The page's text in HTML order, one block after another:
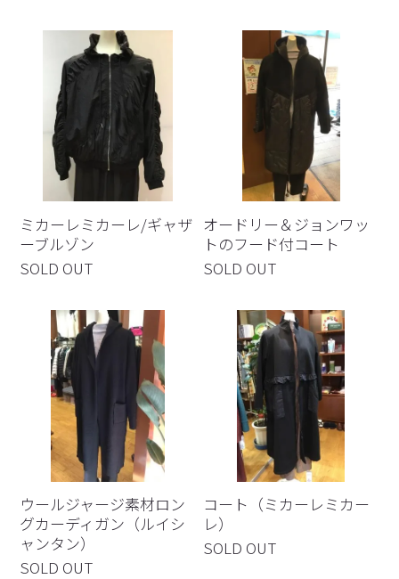
ミカーレミカーレ/ギャザ
ーブルゾン
SOLD OUT
オードリー＆ジョンワッ
トのフード付コート
SOLD OUT
ウールジャージ素材ロン
グカーディガン（ルイシ
ャンタン）
SOLD OUT
コート（ミカーレミカー
レ）
SOLD OUT